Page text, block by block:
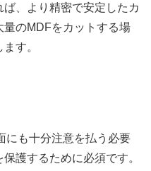
、より精密で安定したカ
量のMDFをカットする場
す。
にも十分注意を払う必要
護するために必須です。